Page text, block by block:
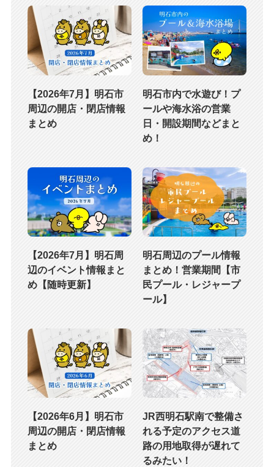
【2026年7月】明石市
周辺の開店・閉店情報
まとめ
明石市内で水遊び！プ
ールや海水浴の営業
日・開設期間などまと
め！
【2026年7月】明石周
辺のイベント情報まと
め【随時更新】
明石周辺のプール情報
まとめ！営業期間【市
民プール・レジャープ
ール】
【2026年6月】明石市
周辺の開店・閉店情報
まとめ
JR西明石駅南で整備さ
れる予定のアクセス道
路の用地取得が遅れて
るみたい！